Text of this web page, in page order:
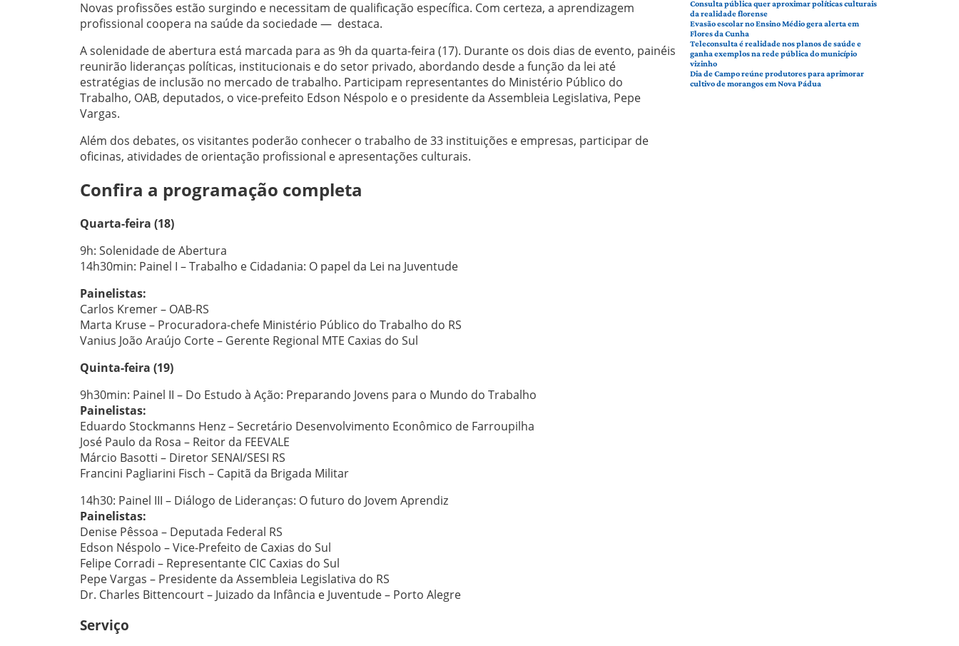
Novas profissões estão surgindo e necessitam de qualificação específica. Com certeza, a aprendizagem
profissional coopera na saúde da sociedade — destaca.
A solenidade de abertura está marcada para as 9h da quarta-feira (17). Durante os dois dias de evento, painéis
reunirão lideranças políticas, institucionais e do setor privado, abordando desde a função da lei até
estratégias de inclusão no mercado de trabalho. Participam representantes do Ministério Público do
Trabalho, OAB, deputados, o vice-prefeito Edson Néspolo e o presidente da Assembleia Legislativa, Pepe
Vargas.
Além dos debates, os visitantes poderão conhecer o trabalho de 33 instituições e empresas, participar de
oficinas, atividades de orientação profissional e apresentações culturais.
Confira a programação completa
Quarta-feira (18)
9h: Solenidade de Abertura
14h30min: Painel I – Trabalho e Cidadania: O papel da Lei na Juventude
Painelistas:
Carlos Kremer – OAB-RS
Marta Kruse – Procuradora-chefe Ministério Público do Trabalho do RS
Vanius João Araújo Corte – Gerente Regional MTE Caxias do Sul
Quinta-feira (19)
9h30min: Painel II – Do Estudo à Ação: Preparando Jovens para o Mundo do Trabalho
Painelistas:
Eduardo Stockmanns Henz – Secretário Desenvolvimento Econômico de Farroupilha
José Paulo da Rosa – Reitor da FEEVALE
Márcio Basotti – Diretor SENAI/SESI RS
Francini Pagliarini Fisch – Capitã da Brigada Militar
14h30: Painel III – Diálogo de Lideranças: O futuro do Jovem Aprendiz
Painelistas:
Denise Pêssoa – Deputada Federal RS
Edson Néspolo – Vice-Prefeito de Caxias do Sul
Felipe Corradi – Representante CIC Caxias do Sul
Pepe Vargas – Presidente da Assembleia Legislativa do RS
Dr. Charles Bittencourt – Juizado da Infância e Juventude – Porto Alegre
Serviço
Consulta pública quer aproximar políticas culturais
da realidade florense
Evasão escolar no Ensino Médio gera alerta em
Flores da Cunha
Teleconsulta é realidade nos planos de saúde e
ganha exemplos na rede pública do município
vizinho
Dia de Campo reúne produtores para aprimorar
cultivo de morangos em Nova Pádua